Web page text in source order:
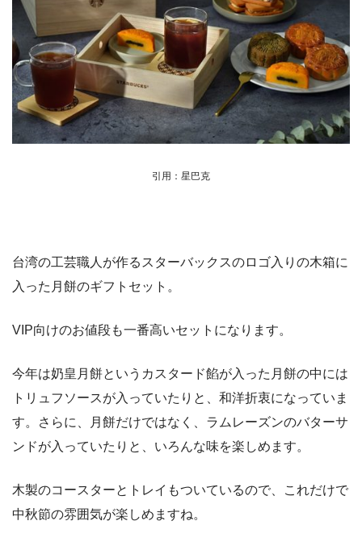
引用：星巴克
台湾の工芸職人が作るスターバックスのロゴ入りの木箱に
入った月餅のギフトセット。
VIP向けのお値段も一番高いセットになります。
今年は奶皇月餅というカスタード餡が入った月餅の中には
トリュフソースが入っていたりと、和洋折衷になっていま
す。さらに、月餅だけではなく、ラムレーズンのバターサ
ンドが入っていたりと、いろんな味を楽しめます。
木製のコースターとトレイもついているので、これだけで
中秋節の雰囲気が楽しめますね。